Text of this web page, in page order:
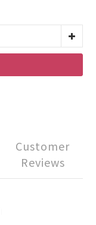
Customer
Reviews